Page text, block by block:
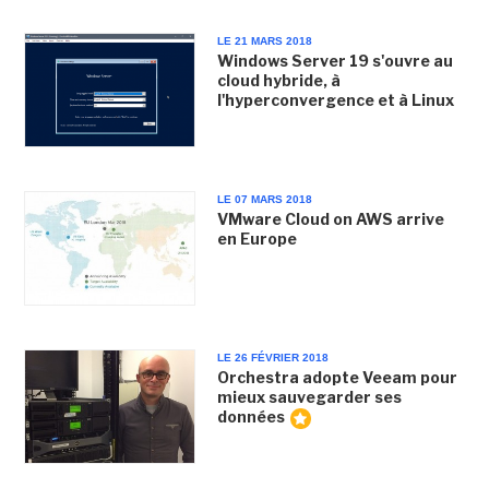
LE 21 MARS 2018
Windows Server 19 s'ouvre au
cloud hybride, à
l'hyperconvergence et à Linux
LE 07 MARS 2018
VMware Cloud on AWS arrive
en Europe
LE 26 FÉVRIER 2018
Orchestra adopte Veeam pour
mieux sauvegarder ses
données